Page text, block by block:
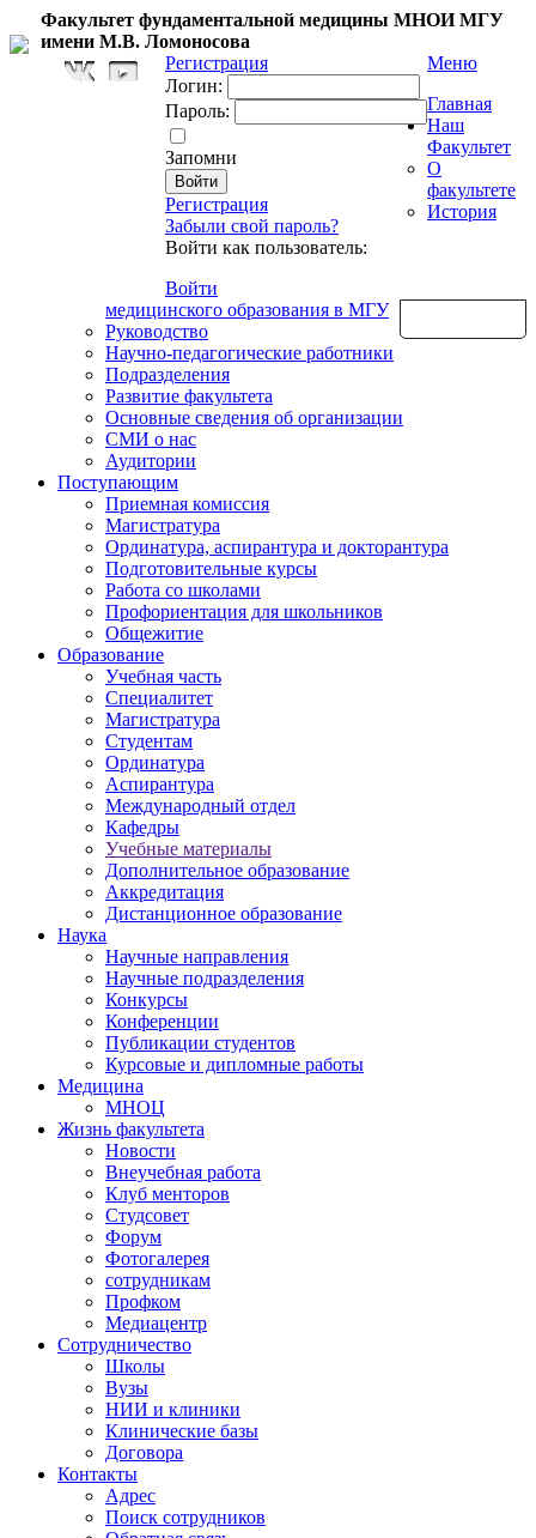
Факультет фундаментальной медицины МНОИ МГУ
имени М.В. Ломоносова
Регистрация
Логин:
Пароль:
Запомни
Регистрация
Забыли свой пароль?
Войти как пользователь:
Войти
Меню
Главная
Наш
Факультет
О
факультете
История
медицинского образования в МГУ
Руководство
Научно-педагогические работники
Подразделения
Развитие факультета
Основные сведения об организации
СМИ о нас
Аудитории
Поступающим
Приемная комиссия
Магистратура
Ординатура, аспирантура и докторантура
Подготовительные курсы
Работа со школами
Профориентация для школьников
Общежитие
Образование
Учебная часть
Специалитет
Магистратура
Студентам
Ординатура
Аспирантура
Международный отдел
Кафедры
Учебные материалы
Дополнительное образование
Аккредитация
Дистанционное образование
Наука
Научные направления
Научные подразделения
Конкурсы
Конференции
Публикации студентов
Курсовые и дипломные работы
Медицина
МНОЦ
Жизнь факультета
Новости
Внеучебная работа
Клуб менторов
Студсовет
Форум
Фотогалерея
сотрудникам
Профком
Медиацентр
Сотрудничество
Школы
Вузы
НИИ и клиники
Клинические базы
Договора
Контакты
Адрес
Поиск сотрудников